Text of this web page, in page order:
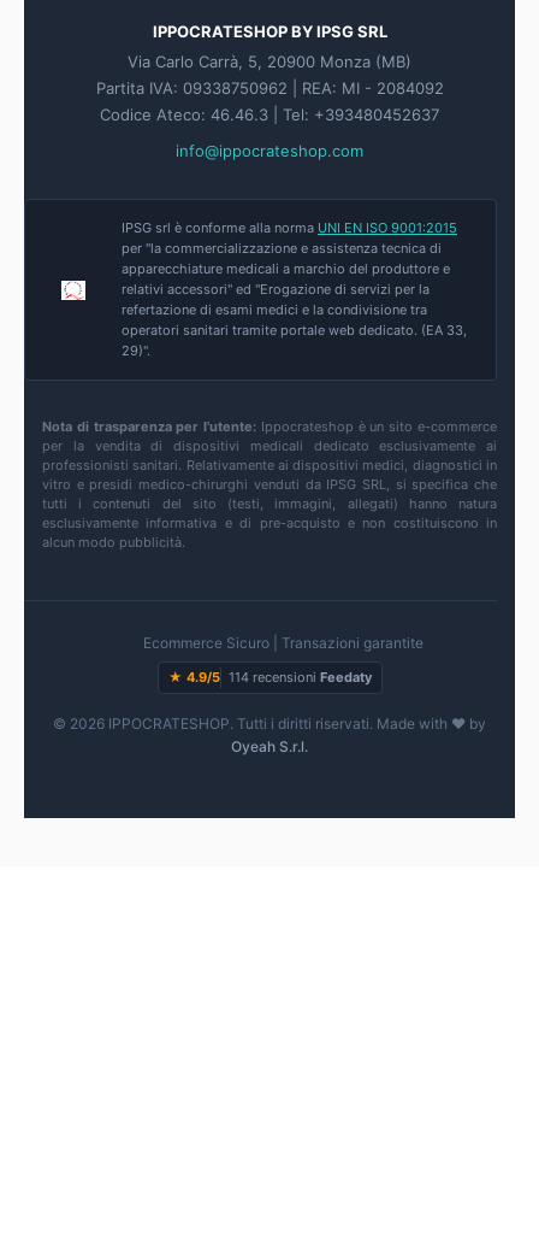
IPPOCRATESHOP BY IPSG SRL
Via Carlo Carrà, 5, 20900 Monza (MB)
Partita IVA: 09338750962 | REA: MI - 2084092
Codice Ateco: 46.46.3 | Tel: +393480452637
info@ippocrateshop.com
IPSG srl è conforme alla norma UNI EN ISO 9001:2015
per "la commercializzazione e assistenza tecnica di
apparecchiature medicali a marchio del produttore e
relativi accessori" ed "Erogazione di servizi per la
refertazione di esami medici e la condivisione tra
operatori sanitari tramite portale web dedicato. (EA 33,
29)".
Nota di trasparenza per l'utente: Ippocrateshop è un sito e-commerce
per la vendita di dispositivi medicali dedicato esclusivamente ai
professionisti sanitari. Relativamente ai dispositivi medici, diagnostici in
vitro e presidi medico-chirurghi venduti da IPSG SRL, si specifica che
tutti i contenuti del sito (testi, immagini, allegati) hanno natura
esclusivamente informativa e di pre-acquisto e non costituiscono in
alcun modo pubblicità.
Ecommerce Sicuro | Transazioni garantite
★ 4.9/5 114 recensioni Feedaty
© 2026 IPPOCRATESHOP. Tutti i diritti riservati. Made with ♥ by
Oyeah S.r.l.